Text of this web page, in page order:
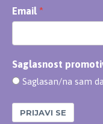
Email
Saglasnost
Saglasan/na sam
PRIJAVI SE